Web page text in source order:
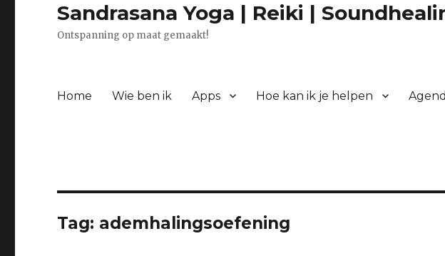
Sandrasana Yoga | Reiki |
Ontspanning op maat gemaakt!
Home Wie ben ik Apps Hoe kan ik je helpen
Tag: ademhalingsoefening